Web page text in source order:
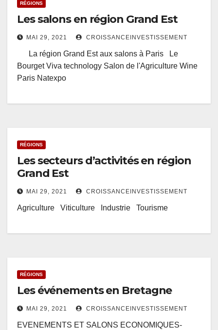
RÉGIONS
Les salons en région Grand Est
MAI 29, 2021 CROISSANCEINVESTISSEMENT
La région Grand Est aux salons à Paris Le
Bourget Viva technology Salon de l'Agriculture Wine
Paris Natexpo
RÉGIONS
Les secteurs d’activités en région
Grand Est
MAI 29, 2021 CROISSANCEINVESTISSEMENT
Agriculture Viticulture Industrie Tourisme
RÉGIONS
Les événements en Bretagne
MAI 29, 2021 CROISSANCEINVESTISSEMENT
EVENEMENTS ET SALONS ECONOMIQUES-